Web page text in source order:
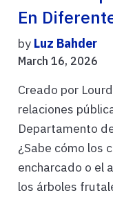
En
by Luz Bahder
March 16, 2026
Creado por
relaciones
Departamento
¿Sabe cómo los
encharcado o el
los árboles